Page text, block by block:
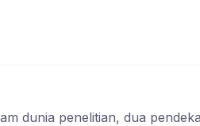
dunia penelitian, dua